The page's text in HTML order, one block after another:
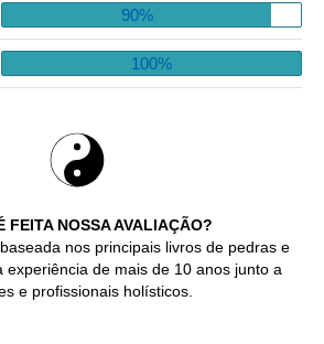
FEITA NOSSA AVALIAÇÃO?
nos principais livros de pedras e
experiência de mais de 10 anos junto a
e profissionais holísticos.
90%
100%